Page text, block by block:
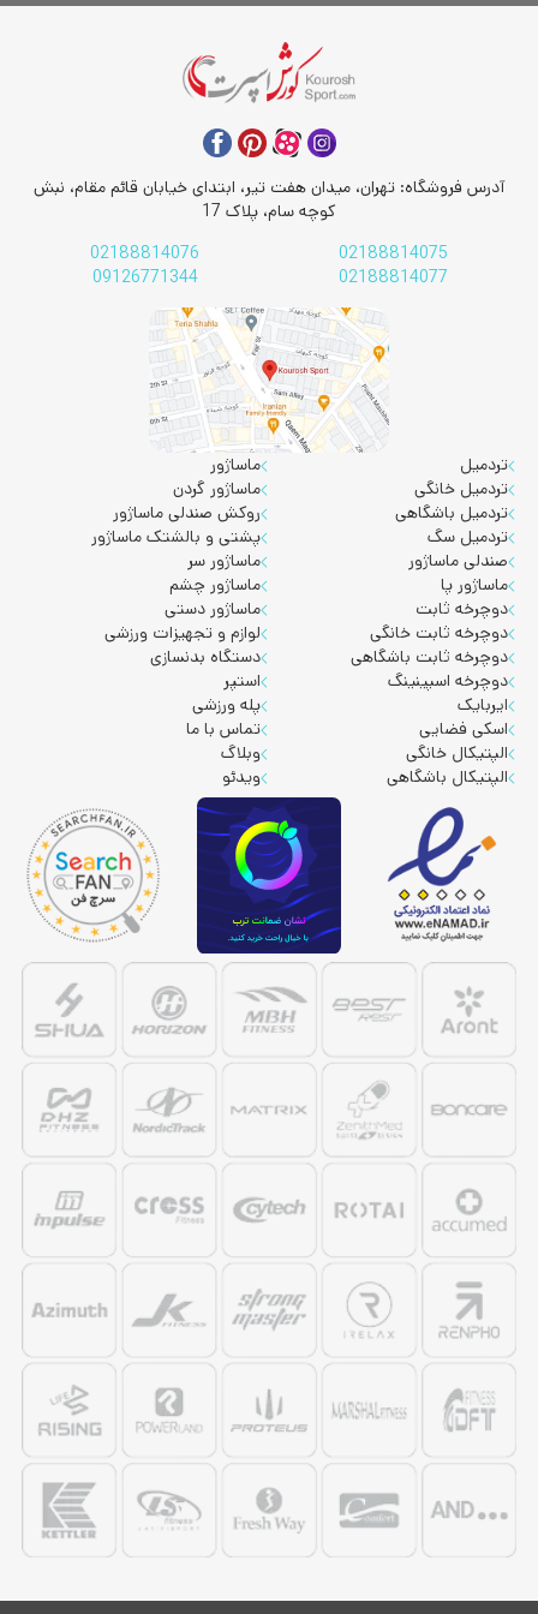
آدرس فروشگاه: تهران، میدان هفت تیر، ابتدای خیابان قائم مقام، نبش
کوچه سام، پلاک 17
02188814075
02188814076
02188814077
09126771344
تردمیل
تردمیل خانگی
تردمیل باشگاهی
تردمیل سگ
صندلی ماساژور
ماساژور پا
دوچرخه ثابت
دوچرخه ثابت خانگی
دوچرخه ثابت باشگاهی
دوچرخه اسپینینگ
ایربایک
اسکی فضایی
الپتیکال خانگی
الپتیکال باشگاهی
ماساژور
ماساژور گردن
روکش صندلی ماساژور
پشتی و بالشتک ماساژور
ماساژور سر
ماساژور چشم
ماساژور دستی
لوازم و تجهیزات ورزشی
دستگاه بدنسازی
استپر
پله ورزشی
تماس با ما
وبلاگ
ویدئو